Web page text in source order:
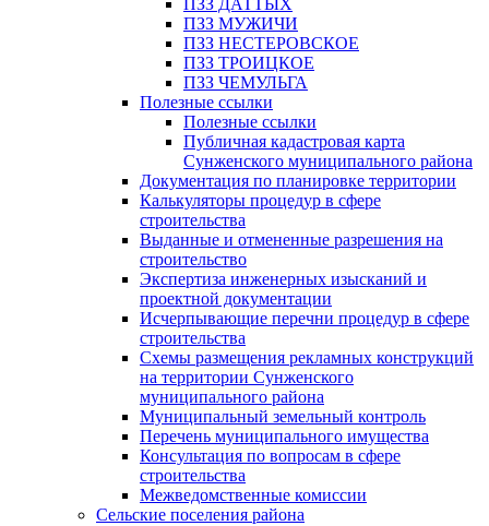
ПЗЗ ДАТТЫХ
ПЗЗ МУЖИЧИ
ПЗЗ НЕСТЕРОВСКОЕ
ПЗЗ ТРОИЦКОЕ
ПЗЗ ЧЕМУЛЬГА
Полезные ссылки
Полезные ссылки
Публичная кадастровая карта
Сунженского муниципального района
Документация по планировке территории
Калькуляторы процедур в сфере
строительства
Выданные и отмененные разрешения на
строительство
Экспертиза инженерных изысканий и
проектной документации
Исчерпывающие перечни процедур в сфере
строительства
Схемы размещения рекламных конструкций
на территории Сунженского
муниципального района
Муниципальный земельный контроль
Перечень муниципального имущества
Консультация по вопросам в сфере
строительства
Межведомственные комиссии
Сельские поселения района